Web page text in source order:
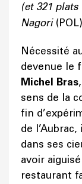
(et 321
Nagori
Nécessité
devenue le
Michel Bras
sens de la
fin
de
dans ses
avoir
restaurant